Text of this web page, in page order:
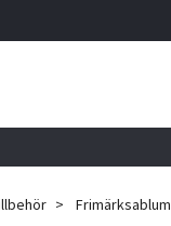
Frimärksablum